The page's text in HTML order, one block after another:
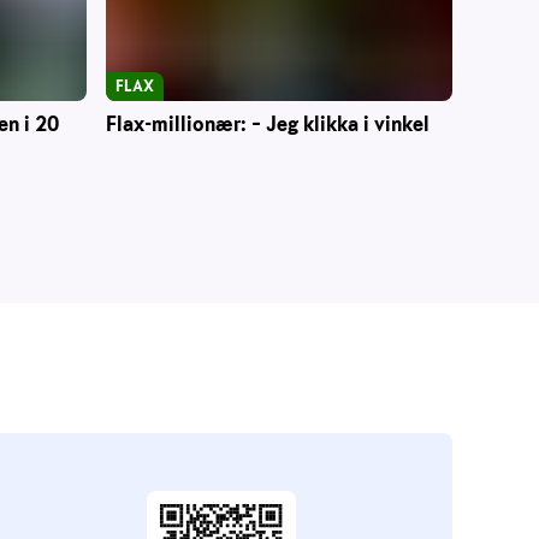
i 20 Flax-millionær: – Jeg klikka i vinkel
FLAX